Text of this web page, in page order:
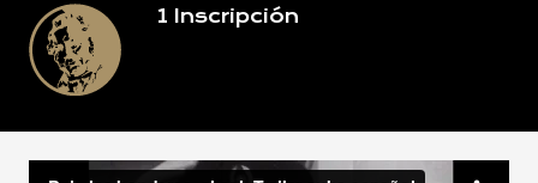
1 Inscripción